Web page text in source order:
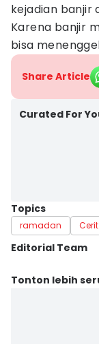
kejadian banjir
Karena banjir
bisa
Share Article
Curated For
Topics
ramadan
Editorial Team
Editor
Tonton lebih